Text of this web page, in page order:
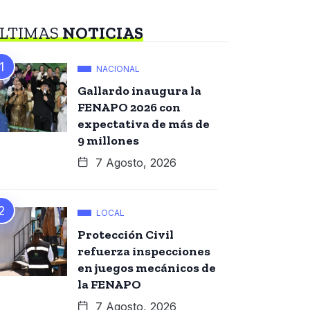
NOTICIAS
NACIONAL
Gallardo inaugura la
FENAPO 2026 con
expectativa de más de
9 millones
7 Agosto, 2026
LOCAL
Protección Civil
refuerza inspecciones
en juegos mecánicos de
la FENAPO
7 Agosto, 2026